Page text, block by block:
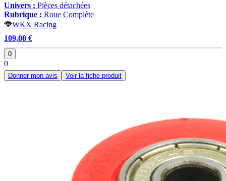
Univers : Pièces détachées
Rubrique : Roue Complète
WKX Racing
109,00 €
0
0
Donner mon avis Voir la fiche produit